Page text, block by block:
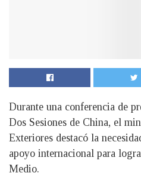
Durante una conferencia de
Dos Sesiones de China, el
Exteriores destacó la
apoyo internacional para
Medio.